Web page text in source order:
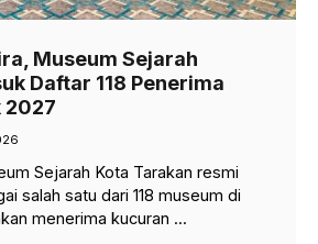
Museum Sejarah
Daftar 118 Penerima
2027
Sejarah Kota Tarakan resmi
salah satu dari 118 museum di
menerima kucuran ...